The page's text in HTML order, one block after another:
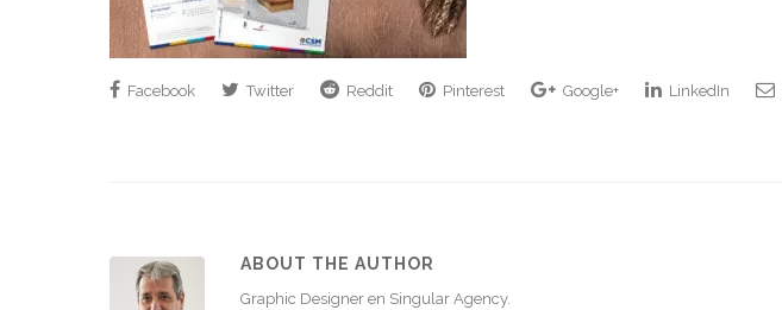
Facebook Twitter Reddit Pinterest Google+ LinkedIn
ABOUT THE AUTHOR
Graphic Designer en Singular Agency.